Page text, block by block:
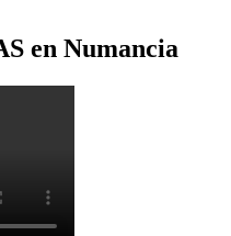
en Numancia